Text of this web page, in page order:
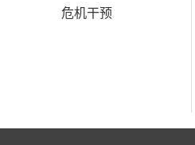
危机干预